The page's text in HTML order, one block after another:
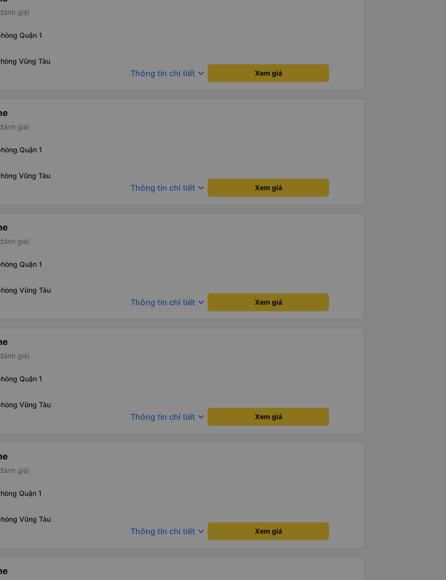
giá)
Quận 1
Vũng Tàu
Thông tin chi tiết keyboard_arrow_down Xem giá
giá)
Quận 1
Vũng Tàu
Thông tin chi tiết keyboard_arrow_down Xem giá
giá)
Quận 1
Vũng Tàu
Thông tin chi tiết keyboard_arrow_down Xem giá
giá)
Quận 1
Vũng Tàu
Thông tin chi tiết keyboard_arrow_down Xem giá
giá)
Quận 1
Vũng Tàu
Thông tin chi tiết keyboard_arrow_down Xem giá